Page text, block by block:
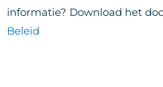
informatie? Download het
Beleid